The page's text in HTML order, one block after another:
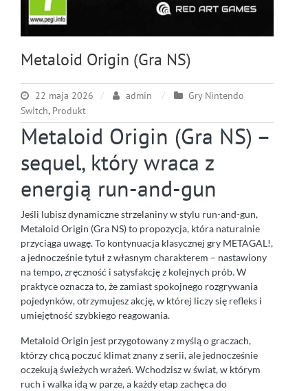
Metaloid Origin (Gra NS)
22 maja 2026 admin
Gry Nintendo
Switch, Produkt
Metaloid Origin (Gra NS) –
sequel, który wraca z
energią run-and-gun
Jeśli lubisz dynamiczne strzelaniny w stylu run-and-gun,
Metaloid Origin (Gra NS) to propozycja, która naturalnie
przyciąga uwagę. To kontynuacja klasycznej gry METAGAL!,
a jednocześnie tytuł z własnym charakterem – nastawiony
na tempo, zręczność i satysfakcję z kolejnych prób. W
praktyce oznacza to, że zamiast spokojnego rozgrywania
pojedynków, otrzymujesz akcję, w której liczy się refleks i
umiejętność szybkiego reagowania.
Metaloid Origin jest przygotowany z myślą o graczach,
którzy chcą poczuć klimat znany z serii, ale jednocześnie
oczekują świeżych wrażeń. Wchodzisz w świat, w którym
ruch i walka idą w parze, a każdy etap zachęca do